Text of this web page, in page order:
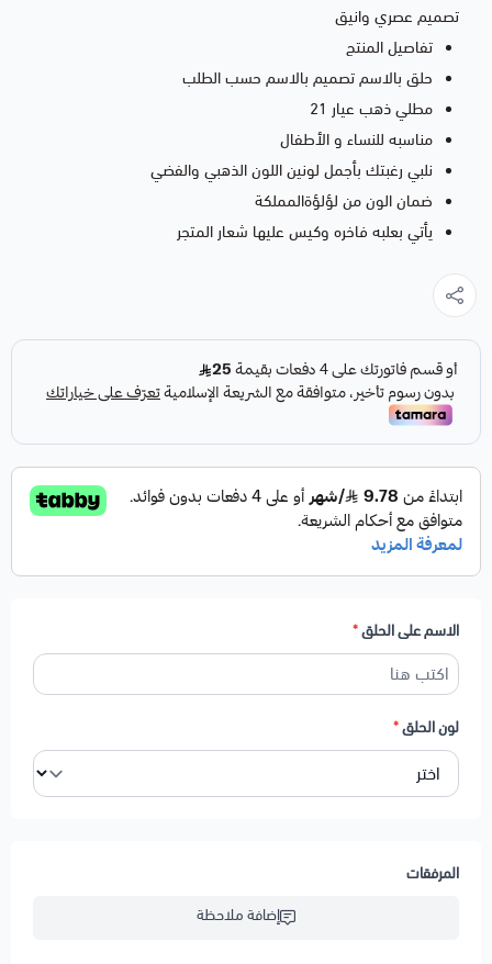
تصميم عصري وانيق
تفاصيل المنتج
حلق بالاسم تصميم بالاسم حسب الطلب
مطلي ذهب عيار 21
مناسبه للنساء و الأطفال
نلبي رغبتك بأجمل لونين اللون الذهبي والفضي
ضمان الون من لؤلؤةالمملكة
يأتي بعلبه فاخره وكيس عليها شعار المتجر
الاسم على الحلق*
لون الحلق*
المرفقات
إضافة ملاحظة